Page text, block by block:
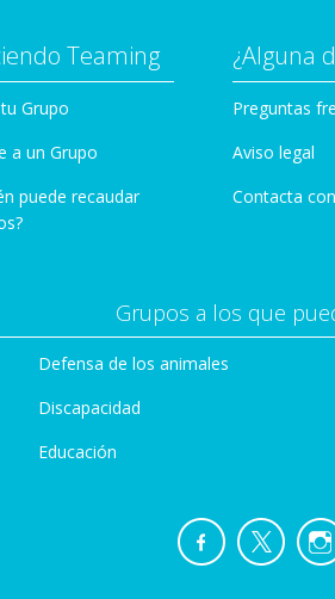
Teaming
Grupo
a un Grupo
puede recaudar
¿Alguna
Preguntas
Aviso legal
Contacta
Grupos a los que
Defensa de los animales
Discapacidad
Educación